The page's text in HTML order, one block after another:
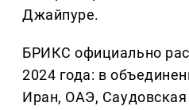
Джайпуре.
БРИКС официально
2024 года: в
Иран, ОАЭ,